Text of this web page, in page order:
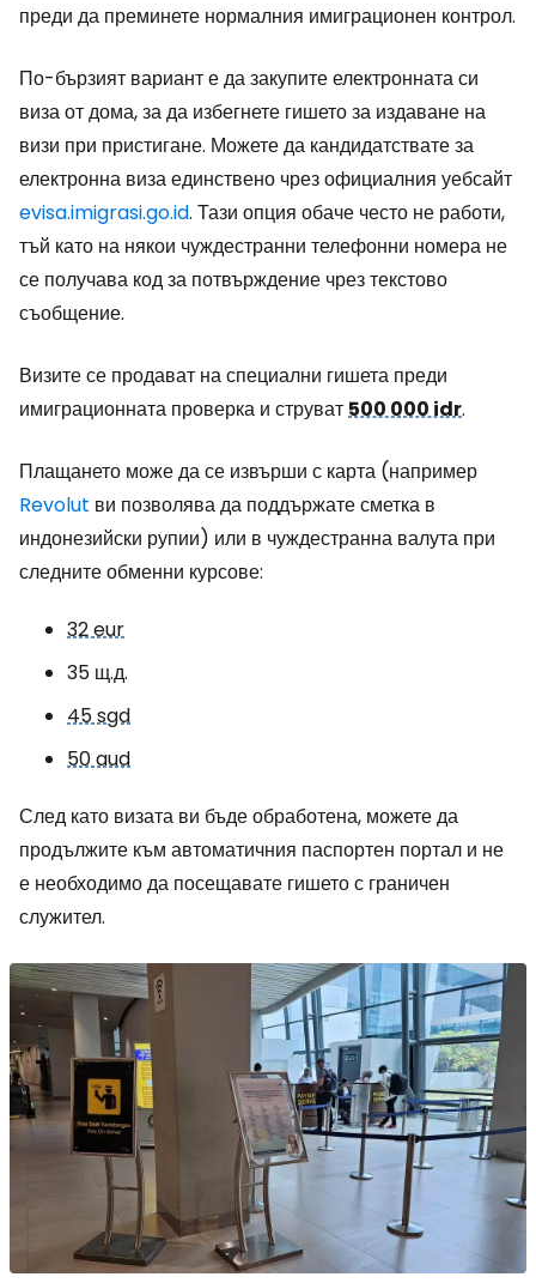
преди да преминете нормалния имиграционен контрол.
По-бързият вариант е да закупите електронната си
виза от дома, за да избегнете гишето за издаване на
визи при пристигане. Можете да кандидатствате за
електронна виза единствено чрез официалния уебсайт
evisa.imigrasi.go.id. Тази опция обаче често не работи,
тъй като на някои чуждестранни телефонни номера не
се получава код за потвърждение чрез текстово
съобщение.
Визите се продават на специални гишета преди
имиграционната проверка и струват 500 000 idr.
Плащането може да се извърши с карта (например
Revolut ви позволява да поддържате сметка в
индонезийски рупии) или в чуждестранна валута при
следните обменни курсове:
32 eur
35 щ.д.
45 sgd
50 aud
След като визата ви бъде обработена, можете да
продължите към автоматичния паспортен портал и не
е необходимо да посещавате гишето с граничен
служител.